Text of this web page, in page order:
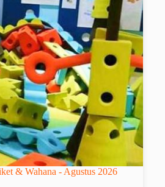
& Wahana - Agustus 2026